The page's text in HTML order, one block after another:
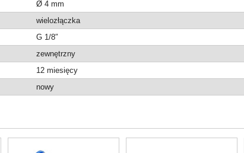
Ø 4 mm
wielozłączka
G 1/8″
zewnętrzny
12 miesięcy
nowy